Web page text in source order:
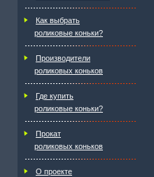
Как выбрать
роликовые коньки?
Производители
роликовых коньков
Где купить
роликовые коньки?
Прокат
роликовых коньков
О проекте